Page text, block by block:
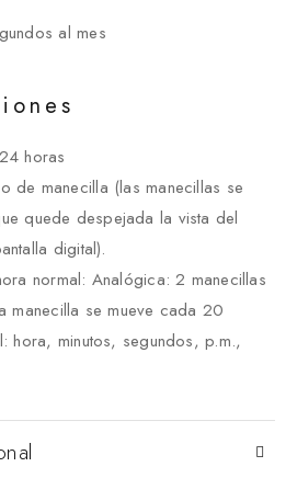
al mes
horas
de manecilla (las manecillas se
quede despejada la vista del
digital).
normal: Analógica: 2 manecillas
manecilla se mueve cada 20
hora, minutos, segundos, p.m.,